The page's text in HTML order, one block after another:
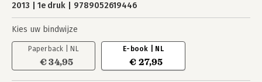
2013
1e druk 9789052619446
Kies uw bindwijze
Paperback | NL
€ 34,95
E-book | NL
€ 27,95